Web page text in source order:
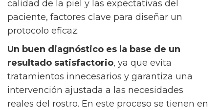
calidad de la piel y las expectativas del
paciente, factores clave para diseñar un
protocolo eficaz.
Un buen diagnóstico es la base de un
resultado satisfactorio, ya que evita
tratamientos innecesarios y garantiza una
intervención ajustada a las necesidades
reales del rostro. En este proceso se tienen en